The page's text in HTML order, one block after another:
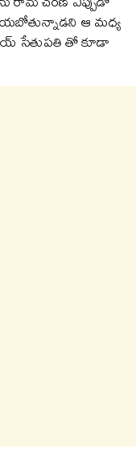
ఆ మధ్య
సేతుపతి తో కూడా